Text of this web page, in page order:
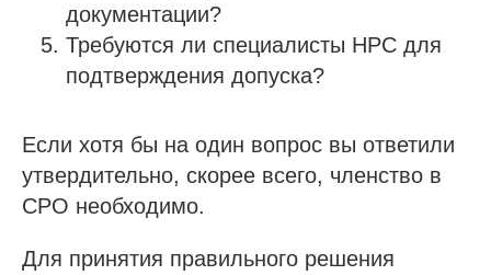
документации?
Требуются ли специалисты НРС для
подтверждения допуска?
Если хотя бы на один вопрос вы ответили
утвердительно, скорее всего, членство в
СРО необходимо.
Для принятия правильного решения